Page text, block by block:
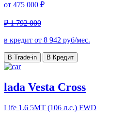
от 475 000 ₽
₽ 1 792 000
в кредит от 8 942 руб/мес.
В Trade-in В Кредит
lada Vesta Cross
Life 1.6 5MT (106 л.с.) FWD